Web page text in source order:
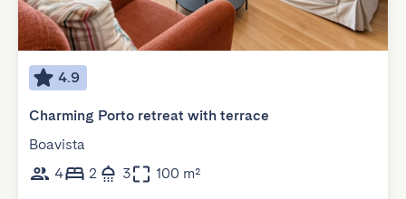
4.9
Charming Porto retreat with terrace
Boavista
4
2 3 100 m²